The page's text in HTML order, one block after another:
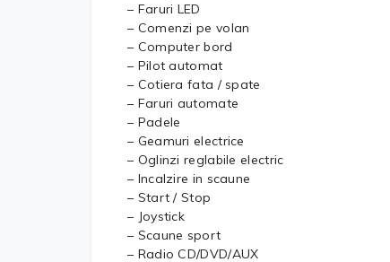
– Faruri LED
– Comenzi pe volan
– Computer bord
– Pilot automat
– Cotiera fata / spate
– Faruri automate
– Padele
– Geamuri electrice
– Oglinzi reglabile electric
– Incalzire in scaune
– Start / Stop
– Joystick
– Scaune sport
– Radio CD/DVD/AUX